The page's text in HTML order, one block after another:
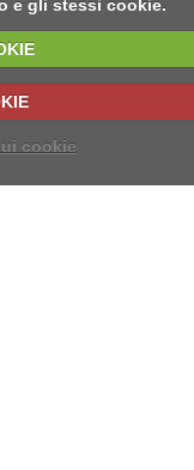
e gli stessi cookie.
cookie